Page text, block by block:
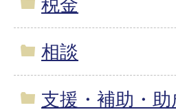
税金
相談
支援・補助・助